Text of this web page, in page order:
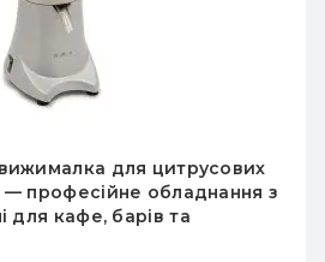
цитрусових HURAKAN
настільна, 1800 об/хв, 180
230х340х365 мм